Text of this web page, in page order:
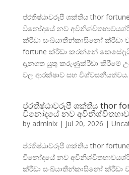
ප්රතිෂ්ඨාවරූපී ශක්තිය thor
විනෝදයේ නව
ක්රීඩා සංඛ්යාතීන්කාසිනෝ ක්රීඩා
fortune ක්රීඩා කරන්නේ
දැනගත යුතු කරුණුක්රීඩා කිරීමේ
වල ආරක්ෂාව සහ
ප්රතිෂ්ඨාවරූපී ශක්තිය thor
විනෝදයේ නව
by admlnlx| Jul 20, 2026 |
ප්රතිෂ්ඨාවරූපී ශක්තිය thor
විනෝදයේ නව
ක්රීඩා සංඛ්යාතීන්කාසිනෝ ක්රීඩා